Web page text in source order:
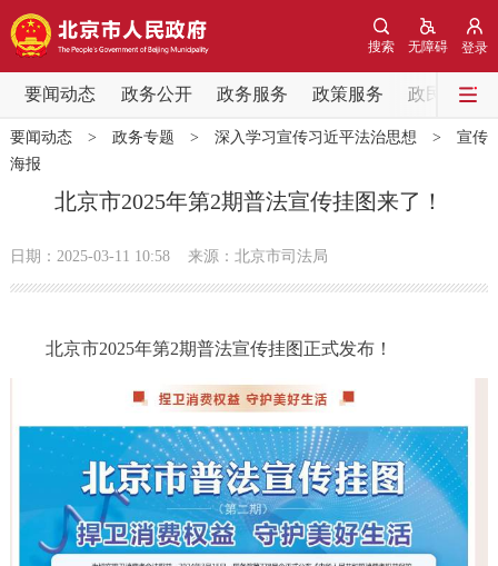
登录
无障碍
搜索
要闻动态 政务公开 政务服务 政策服务 政民互动
要闻动态
党中央精神 国务院信息 中央部委动态
北京要闻 会议信息 部门动态
各区热点
政务公开
机构职能
政策兑现 政策解读 回应关切
决策公开 专题公开
要闻动态> 政务专题 > 深入学习宣传习近平法治思想 > 宣传
海报
北京市2025年第2期普法宣传挂图来了！
日期：2025-03-11 10:58 来源：北京市司法局
北京市2025年第2期普法宣传挂图正式发布！